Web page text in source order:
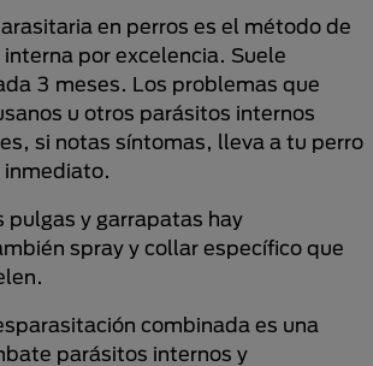
en perros es el método de
por excelencia. Suele
3 meses. Los problemas que
u otros parásitos internos
si notas síntomas, lleva a tu perro
inmediato.
pulgas y garrapatas hay
spray y collar específico que
combinada es una
parásitos internos y